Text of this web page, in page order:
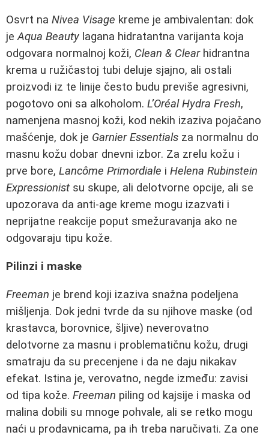
Osvrt na Nivea Visage kreme je ambivalentan: dok
jeAqua Beauty lagana hidratantna varijanta koja
odgovara normalnoj koži, Clean & Clearhidrantna
krema u ružičastoj tubi deluje sjajno, ali ostali
proizvodi iz te linije često budu previše agresivni,
pogotovo oni sa alkoholom. L’Oréal Hydra Fresh,
namenjena masnoj koži, kod nekih izaziva pojačano
mašćenje, dok je Garnier Essentials za normalnu do
masnu kožu dobar dnevni izbor. Za zrelu kožu i
prve bore, Lancôme Primordiale i Helena Rubinstein
Expressionist su skupe, ali delotvorne opcije, ali se
upozorava da anti-age kreme mogu izazvati i
neprijatne reakcije poput smežuravanja ako ne
odgovaraju tipu kože.
Pilinzi i maske
Freeman je brend koji izaziva snažna podeljena
mišljenja. Dok jedni tvrde da su njihove maske (od
krastavca, borovnice, šljive) neverovatno
delotvorne za masnu i problematičnu kožu, drugi
smatraju da su precenjene i da ne daju nikakav
efekat. Istina je, verovatno, negde između: zavisi
od tipa kože. Freeman piling od kajsije i maska od
malina dobili su mnoge pohvale, ali se retko mogu
naći u prodavnicama, pa ih treba naručivati. Za one